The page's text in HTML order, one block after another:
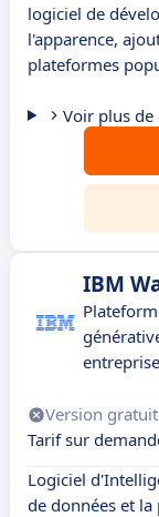
logiciel de
l'apparence,
plateformes
Voir plus de
IBM
Version
Tarif sur
Logiciel
de données et la